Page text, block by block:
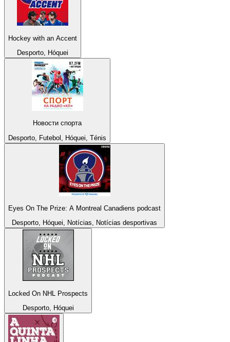
Hockey with an Accent
Desporto, Hóquei
Новости спорта
Desporto, Futebol, Hóquei, Ténis
Eyes On The Prize: A Montreal Canadiens podcast
Desporto, Hóquei, Notícias, Notícias desportivas
Locked On NHL Prospects
Desporto, Hóquei